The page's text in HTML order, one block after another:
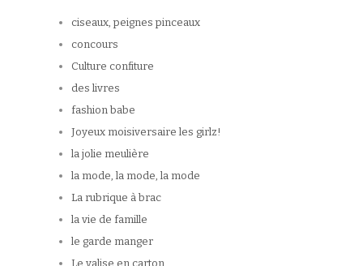
ciseaux, peignes pinceaux
concours
Culture confiture
des livres
fashion babe
Joyeux moisiversaire les girlz!
la jolie meulière
la mode, la mode, la mode
La rubrique à brac
la vie de famille
le garde manger
Le valise en carton